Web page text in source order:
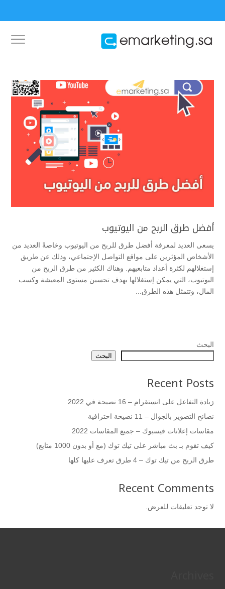
أفضل طرق الربح من اليوتيوب
يسعى العديد لمعرفة أفضل طرق للربح من اليوتيوب وخاصةً العديد من
الأشخاص المؤثرين على مواقع التواصل الإجتماعي، وذلك عن طريق
إستغلالهم لكثرة أعداد متابعيهم. وهناك الكثير من طرق الربح من
اليوتيوب، التي يمكن إستغلالها بهدف تحسين مستوى المعيشة وكسب
المال، وتتمثل هذه الطرق...
البحث
البحث
Recent Posts
زيادة التفاعل على انستقرام – 16 نصيحة في 2022
نصائح التصوير بالجوال – 11 نصيحة احترافية
مقاسات إعلانات فيسبوك – جميع المقاسات 2022
كيف تقوم بـ بث مباشر على تيك توك (مع أو بدون 1000 متابع)
طرق الربح من تيك توك – 4 طرق تعرف عليها كلها
Recent Comments
لا توجد تعليقات للعرض.